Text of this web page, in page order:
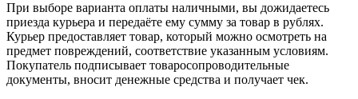
При выборе варианта оплаты наличными, вы дожидаетесь
приезда курьера и передаёте ему сумму за товар в рублях.
Курьер предоставляет товар, который можно осмотреть на
предмет повреждений, соответствие указанным условиям.
Покупатель подписывает товаросопроводительные
документы, вносит денежные средства и получает чек.